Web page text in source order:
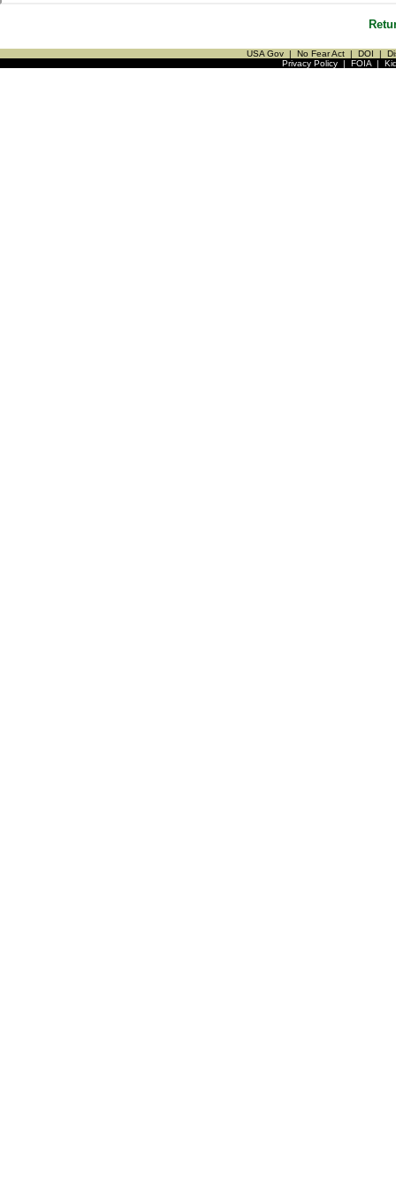
USA Gov | No Fear Act | DOI |
Privacy Policy| FOIA|